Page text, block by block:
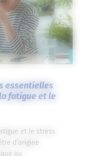
essentielles
fatigue et le
et le stress
d’origine
ou